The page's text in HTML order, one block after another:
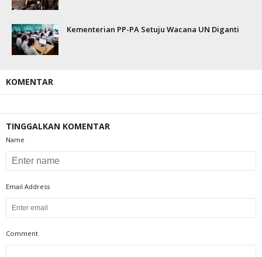
Kementerian PP-PA Setuju Wacana UN Diganti
KOMENTAR
TINGGALKAN KOMENTAR
Name
Email Address
Comment